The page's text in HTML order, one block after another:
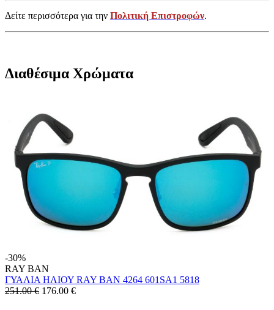
Δείτε περισσότερα για την Πολιτική Επιστροφών.
Διαθέσιμα Χρώματα
-30%
RAY BAN
ΓΥΑΛΙΑ ΗΛΙΟΥ RAY BAN 4264 601SA1 5818
251.00 € 176.00 €